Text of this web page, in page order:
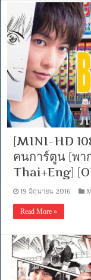
[MINI-HD
คนการ์ตูน [พา
Thai+Eng]
19 มิถุนายน 2016
Read More »